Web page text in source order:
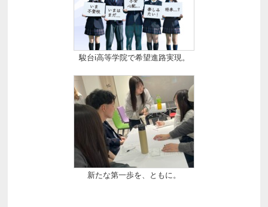
駿台i高等学院で希望進路実現。
新たな第一歩を、ともに。